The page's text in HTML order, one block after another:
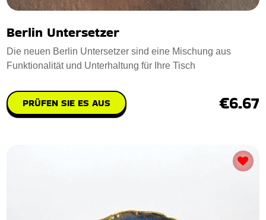
Berlin Untersetzer
Die neuen Berlin Untersetzer sind eine Mischung aus
Funktionalität und Unterhaltung für Ihre Tisch
PRÜFEN SIE ES AUS €6.67